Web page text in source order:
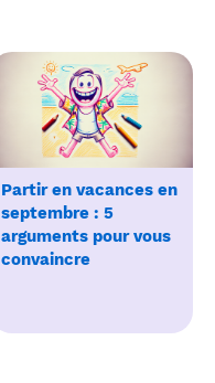
Partir en vacances en
septembre : 5
arguments pour vous
convaincre